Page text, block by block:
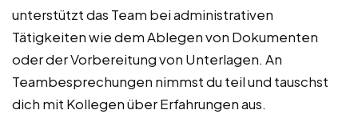
unterstützt das Team bei administrativen
Tätigkeiten wie dem Ablegen von Dokumenten
oder der Vorbereitung von Unterlagen. An
Teambesprechungen nimmst du teil und tauschst
dich mit Kollegen über Erfahrungen aus.